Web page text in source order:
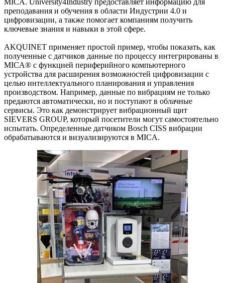
MICA. University4Industry предоставляет информацию для
преподавания и обучения в области Индустрии 4.0 и
цифровизации, а также помогает компаниям получить
ключевые знания и навыки в этой сфере.
AKQUINET применяет простой пример, чтобы показать, как
полученные с датчиков данные по процессу интегрированы в
MICA® с функцией периферийного компьютерного
устройства для расширения возможностей цифровизации с
целью интеллектуального планирования и управления
производством. Например, данные по вибрациям не только
предаются автоматически, но и поступают в облачные
сервисы. Это как демонстрирует вибрационный щит
SIEVERS GROUP, который посетители могут самостоятельно
испытать. Определенные датчиком Bosch CISS вибрации
обрабатываются и визуализируются в MICA.